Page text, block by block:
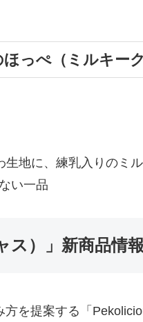
っぺ（ミルキーク
生地に、練乳入りのミ
い一品
ス）」新商品情報
方を提案する「